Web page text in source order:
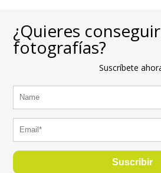
¿Quieres
fotografías?
Suscríbete
Suscribir